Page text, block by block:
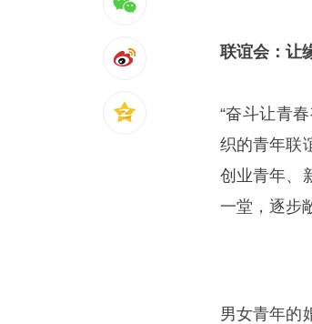
联谊会：让
“奋斗让青
织的青年联
创业青年、
一堂，逐步
男女青年的